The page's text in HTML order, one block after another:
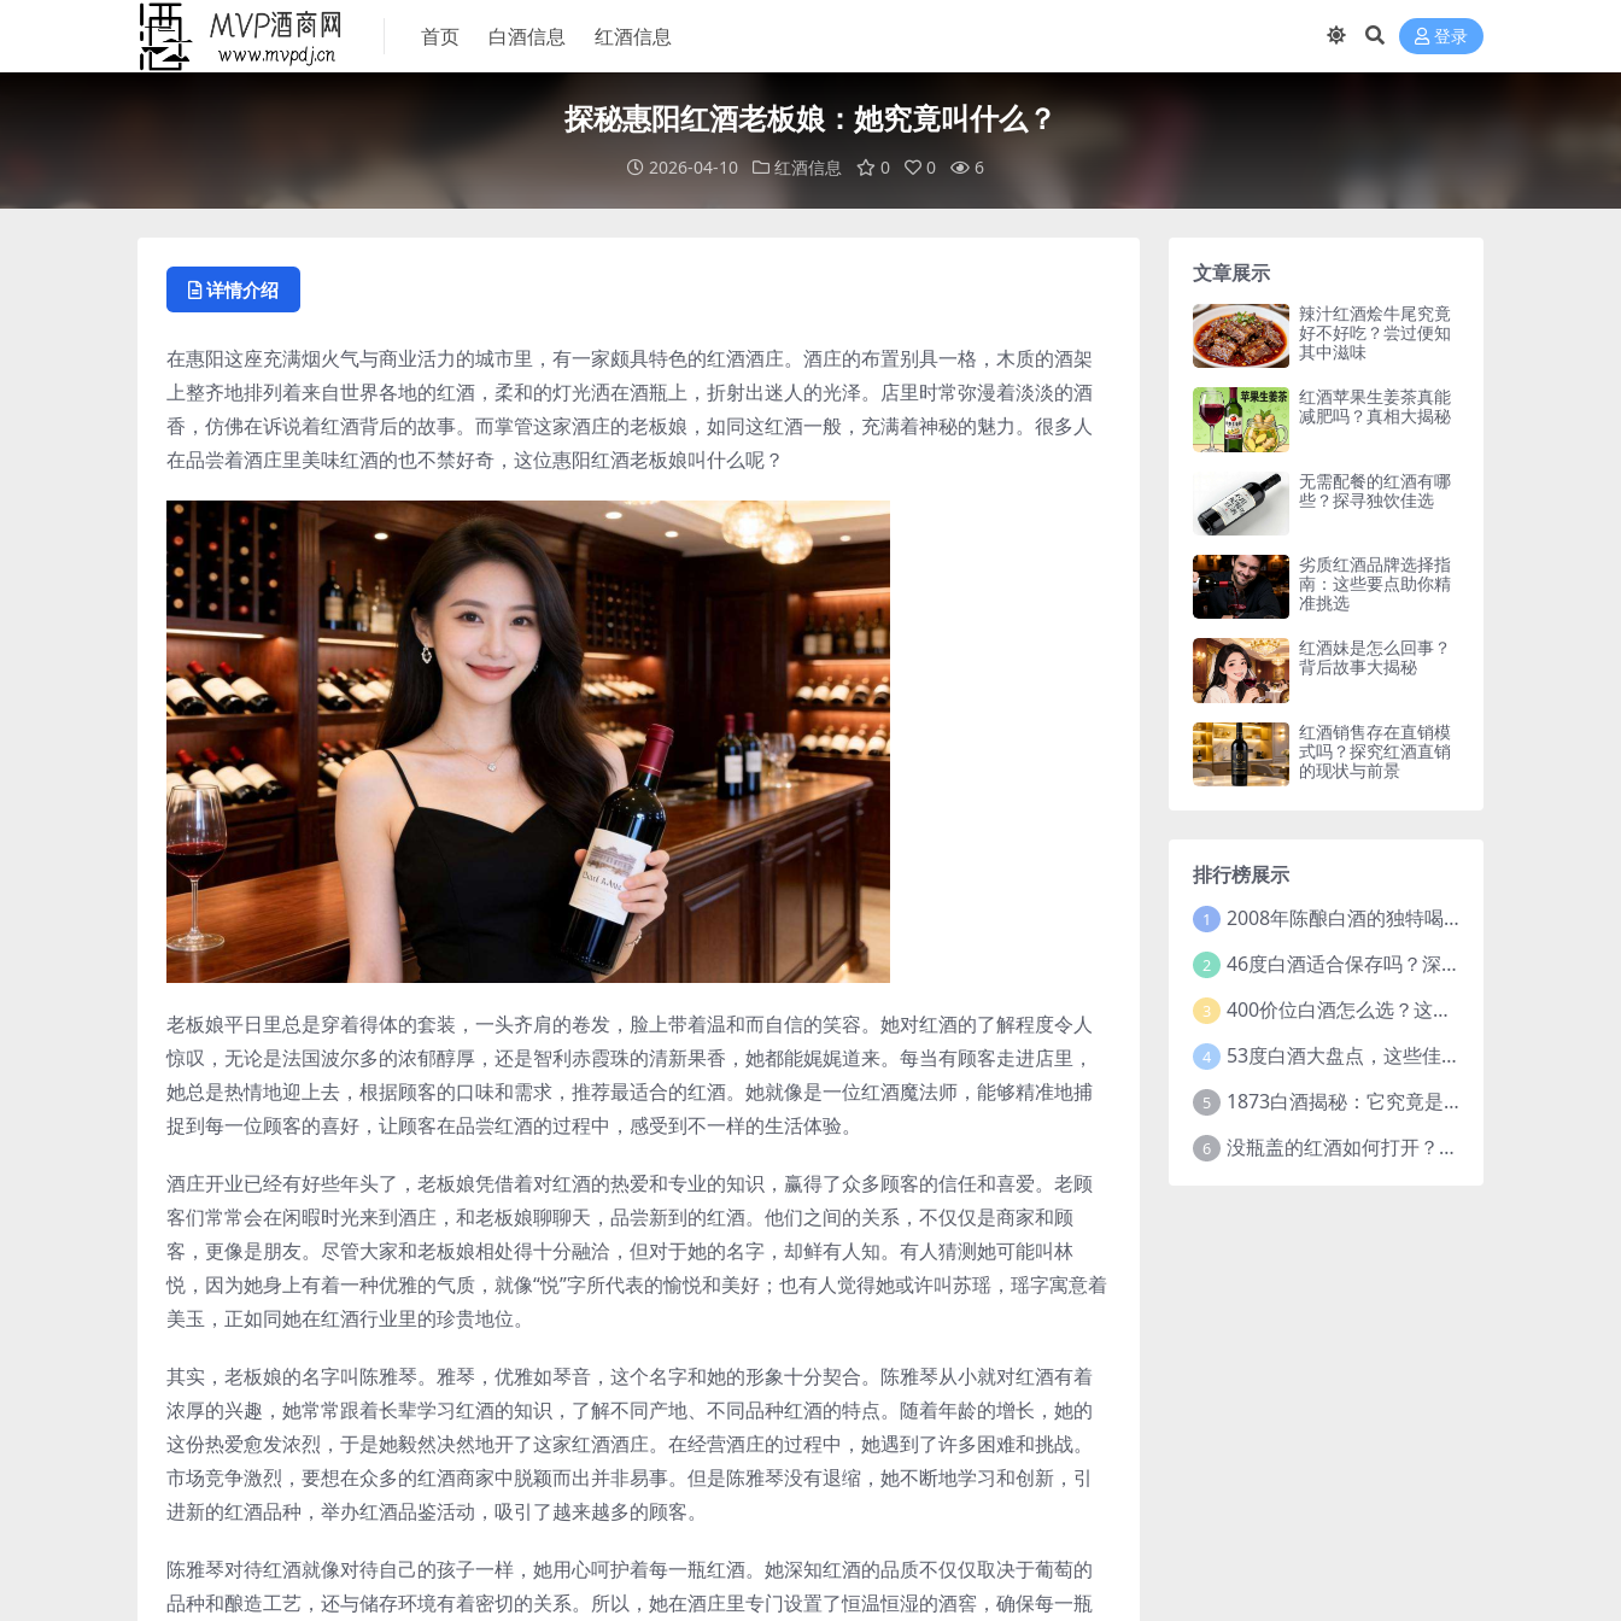
首页 白酒信息 红酒信息 登录
探秘惠阳红酒老板娘：她究竟叫什么？
2026-04-10 红酒信息 0 0 6
详情介绍
在惠阳这座充满烟火气与商业活力的城市里，有一家颇具特色的红酒酒庄。酒庄的布置别具一格，木质的酒架
上整齐地排列着来自世界各地的红酒，柔和的灯光洒在酒瓶上，折射出迷人的光泽。店里时常弥漫着淡淡的酒
香，仿佛在诉说着红酒背后的故事。而掌管这家酒庄的老板娘，如同这红酒一般，充满着神秘的魅力。很多人
在品尝着酒庄里美味红酒的也不禁好奇，这位惠阳红酒老板娘叫什么呢？
老板娘平日里总是穿着得体的套装，一头齐肩的卷发，脸上带着温和而自信的笑容。她对红酒的了解程度令人
惊叹，无论是法国波尔多的浓郁醇厚，还是智利赤霞珠的清新果香，她都能娓娓道来。每当有顾客走进店里，
她总是热情地迎上去，根据顾客的口味和需求，推荐最适合的红酒。她就像是一位红酒魔法师，能够精准地捕
捉到每一位顾客的喜好，让顾客在品尝红酒的过程中，感受到不一样的生活体验。
酒庄开业已经有好些年头了，老板娘凭借着对红酒的热爱和专业的知识，赢得了众多顾客的信任和喜爱。老顾
客们常常会在闲暇时光来到酒庄，和老板娘聊聊天，品尝新到的红酒。他们之间的关系，不仅仅是商家和顾
客，更像是朋友。尽管大家和老板娘相处得十分融洽，但对于她的名字，却鲜有人知。有人猜测她可能叫林
悦，因为她身上有着一种优雅的气质，就像“悦”字所代表的愉悦和美好；也有人觉得她或许叫苏瑶，瑶字寓意着
美玉，正如同她在红酒行业里的珍贵地位。
其实，老板娘的名字叫陈雅琴。雅琴，优雅如琴音，这个名字和她的形象十分契合。陈雅琴从小就对红酒有着
浓厚的兴趣，她常常跟着长辈学习红酒的知识，了解不同产地、不同品种红酒的特点。随着年龄的增长，她的
这份热爱愈发浓烈，于是她毅然决然地开了这家红酒酒庄。在经营酒庄的过程中，她遇到了许多困难和挑战。
市场竞争激烈，要想在众多的红酒商家中脱颖而出并非易事。但是陈雅琴没有退缩，她不断地学习和创新，引
进新的红酒品种，举办红酒品鉴活动，吸引了越来越多的顾客。
陈雅琴对待红酒就像对待自己的孩子一样，她用心呵护着每一瓶红酒。她深知红酒的品质不仅仅取决于葡萄的
品种和酿造工艺，还与储存环境有着密切的关系。所以，她在酒庄里专门设置了恒温恒湿的酒窖，确保每一瓶
文章展示
辣汁红酒烩牛尾究竟
好不好吃？尝过便知
其中滋味
红酒苹果生姜茶真能
减肥吗？真相大揭秘
无需配餐的红酒有哪
些？探寻独饮佳选
劣质红酒品牌选择指
南：这些要点助你精
准挑选
红酒妹是怎么回事？
背后故事大揭秘
红酒销售存在直销模
式吗？探究红酒直销
的现状与前景
排行榜展示
1 2008年陈酿白酒的独特喝法，开启别样饮酒体验
2 46度白酒适合保存吗？深度解析白酒保存的关键因素
3 400价位白酒怎么选？这些要点和推荐让你不再纠结
4 53度白酒大盘点，这些佳酿你都知道吗？
5 1873白酒揭秘：它究竟是什么样的酒？
6 没瓶盖的红酒如何打开？这些实用方法快收藏！